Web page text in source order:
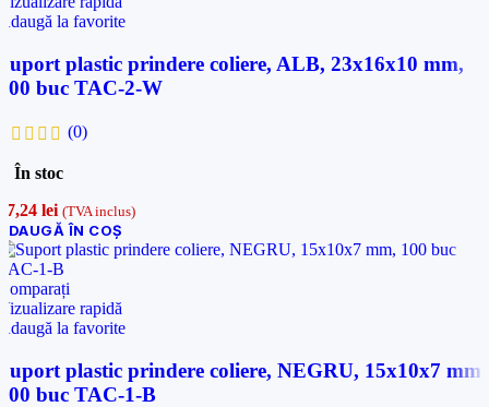
la favorite
plastic prindere coliere, ALB, 23x16x10 mm,
buc TAC-2-W
(0)
În stoc
lei (TVA inclus)
ÎN COȘ
rapidă
la favorite
plastic prindere coliere, NEGRU, 15x10x7 mm,
buc TAC-1-B